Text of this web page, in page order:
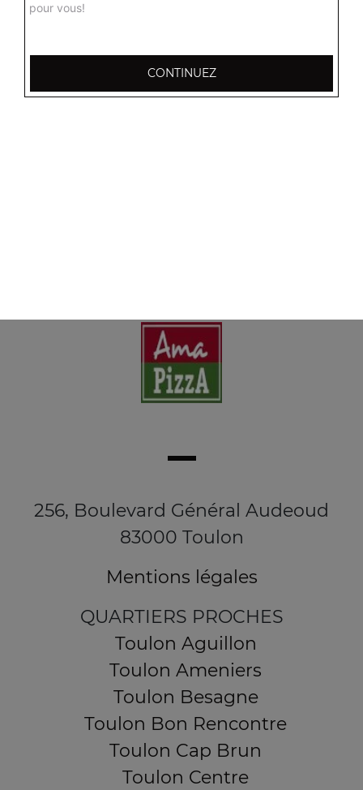
256, Boulevard Général Audeoud
83000 Toulon
Mentions légales
QUARTIERS PROCHES
Toulon Aguillon
Toulon Ameniers
Toulon Besagne
Toulon Bon Rencontre
Toulon Cap Brun
Toulon Centre
pour vous!
CONTINUEZ